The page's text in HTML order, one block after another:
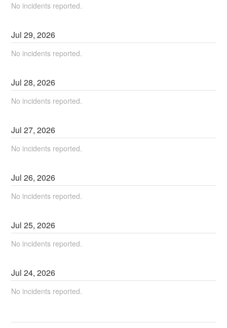
No incidents reported.
Jul29,2026
No incidents reported.
Jul28,2026
No incidents reported.
Jul27,2026
No incidents reported.
Jul26,2026
No incidents reported.
Jul25,2026
No incidents reported.
Jul24,2026
No incidents reported.